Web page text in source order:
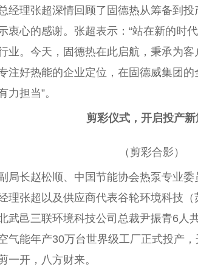
经理张超深情回顾了固德热从筹备到
衷心的感谢。张超表示：“站在新的时
业。今天，固德热在此启航，秉承为
注好热能的企业定位，在固德威集团
担当”。
剪彩仪式，开启投产
（剪彩合影）
局长赵松顺、 中国节能协会热泵专业委
理张超以及供应商代表谷轮环境科技
武邑三联环境科技公司 总裁尹振青6人
气能年产30万台世界级工厂正式投产
一开，八方财来。